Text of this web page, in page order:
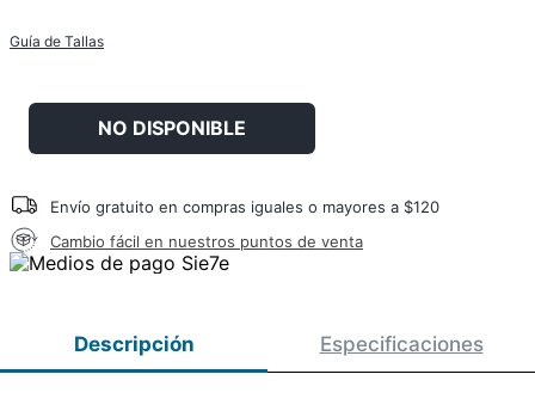
Guía de Tallas
NO DISPONIBLE
Envío gratuito en compras iguales o mayores a $120
Cambio fácil en nuestros puntos de venta
Descripción Especificaciones